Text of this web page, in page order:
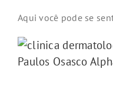
Aqui você pode se